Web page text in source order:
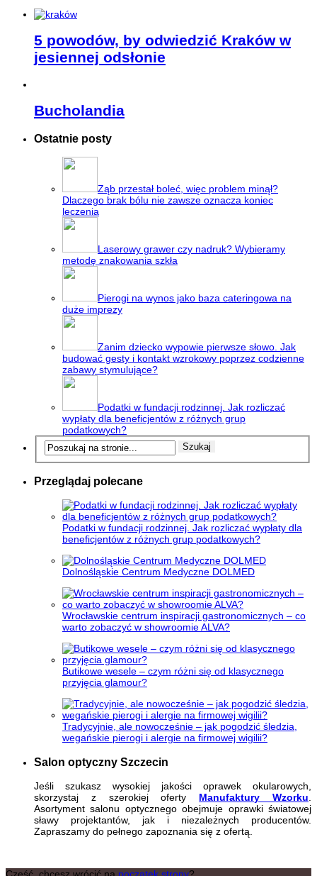
5 powodów, by odwiedzić Kraków w
jesiennej odsłonie
Bucholandia
Ostatnie posty
Ząb przestał boleć, więc problem minął?
Dlaczego brak bólu nie zawsze oznacza koniec
leczenia
Laserowy grawer czy nadruk? Wybieramy
metodę znakowania szkła
Pierogi na wynos jako baza cateringowa na
duże imprezy
Zanim dziecko wypowie pierwsze słowo. Jak
budować gesty i kontakt wzrokowy poprzez codzienne
zabawy stymulujące?
Podatki w fundacji rodzinnej. Jak rozliczać
wypłaty dla beneficjentów z różnych grup
podatkowych?
Przeglądaj polecane
Podatki w fundacji rodzinnej. Jak rozliczać wypłaty dla
beneficjentów z różnych grup podatkowych?
Dolnośląskie Centrum Medyczne DOLMED
Wrocławskie centrum inspiracji gastronomicznych – co
warto zobaczyć w showroomie ALVA?
Butikowe wesele – czym różni się od klasycznego
przyjęcia glamour?
Tradycyjnie, ale nowocześnie – jak pogodzić śledzia,
wegańskie pierogi i alergie na firmowej wigilii?
Salon optyczny Szczecin
Jeśli szukasz wysokiej jakości oprawek okularowych,
skorzystaj z szerokiej oferty Manufaktury Wzorku
Asortyment salonu optycznego obejmuje oprawki światowej
sławy projektantów, jak i niezależnych producentów.
Zapraszamy do pełnego zapoznania się z ofertą.